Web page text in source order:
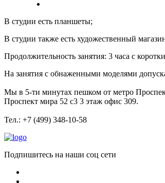
В студии есть планшеты;
В студии также есть художественный
Продолжительность занятия: 3 часа с
На занятия с обнаженными моделями
Мы в 5-ти минутах пешком от метро
Проспект мира 52 с3 3 этаж офис 309.
Тел.: +7 (499) 348-10-58
Подпишитесь на наши соц сети